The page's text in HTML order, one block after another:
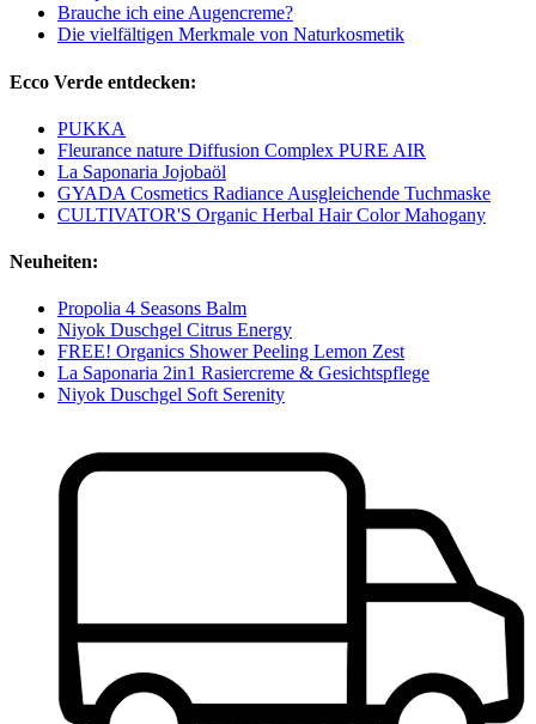
Brauche ich eine Augencreme?
Die vielfältigen Merkmale von Naturkosmetik
Ecco Verde entdecken:
PUKKA
Fleurance nature Diffusion Complex PURE AIR
La Saponaria Jojobaöl
GYADA Cosmetics Radiance Ausgleichende Tuchmaske
CULTIVATOR'S Organic Herbal Hair Color Mahogany
Neuheiten:
Propolia 4 Seasons Balm
Niyok Duschgel Citrus Energy
FREE! Organics Shower Peeling Lemon Zest
La Saponaria 2in1 Rasiercreme & Gesichtspflege
Niyok Duschgel Soft Serenity